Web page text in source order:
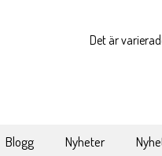
Det är
Blogg Nyheter